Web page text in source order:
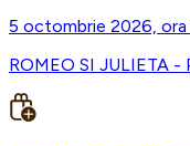
5 octombrie 2026, ora
ROMEO SI JULIETA -